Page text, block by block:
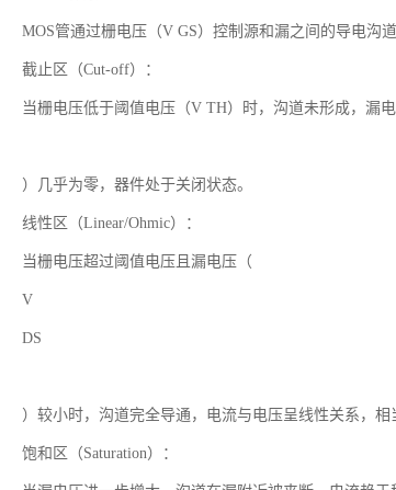
MOS管通过栅电压（V GS）控制源和漏之间的导电沟道
截止区（Cut-off）：
当栅电压低于阈值电压（V TH）时，沟道未形成，漏
）几乎为零，器件处于关闭状态。
线性区（Linear/Ohmic）：
当栅电压超过阈值电压且漏电压（
V
DS
）较小时，沟道完全导通，电流与电压呈线性关系，相
饱和区（Saturation）：